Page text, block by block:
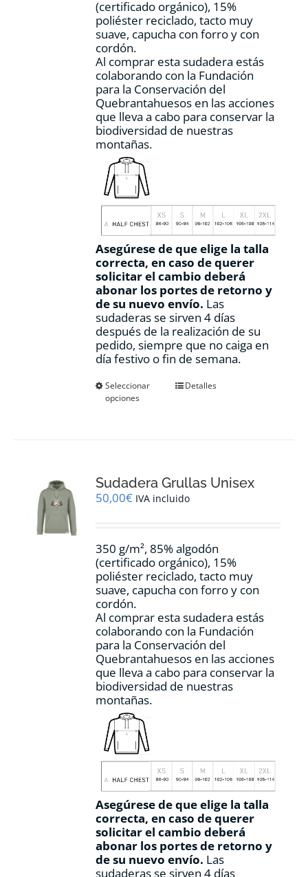
de
producto
(certificado orgánico), 15%
poliéster reciclado, tacto muy
suave, capucha con forro y con
cordón.
Al comprar esta sudadera estás
colaborando con la Fundación
para la Conservación del
Quebrantahuesos en las acciones
que lleva a cabo para conservar la
biodiversidad de nuestras
montañas.
Asegúrese de que elige la talla
correcta, en caso de querer
solicitar el cambio deberá
abonar los portes de retorno y
de su nuevo envío. Las
sudaderas se sirven 4 días
después de la realización de su
pedido, siempre que no caiga en
día festivo o fin de semana.
Seleccionar
opciones
Este
se
pueden
en
página
de
producto
Detalles
Sudadera Grullas Unisex
50,00€ IVA incluido
350 g/m², 85% algodón
(certificado orgánico), 15%
poliéster reciclado, tacto muy
suave, capucha con forro y con
cordón.
Al comprar esta sudadera estás
colaborando con la Fundación
para la Conservación del
Quebrantahuesos en las acciones
que lleva a cabo para conservar la
biodiversidad de nuestras
montañas.
Asegúrese de que elige la talla
correcta, en caso de querer
solicitar el cambio deberá
abonar los portes de retorno y
de su nuevo envío. Las
sudaderas se sirven 4 días